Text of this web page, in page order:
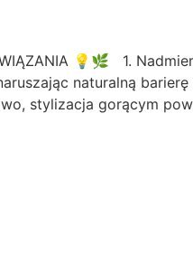
💡🌿 1.
naturalną
stylizacja gorącym